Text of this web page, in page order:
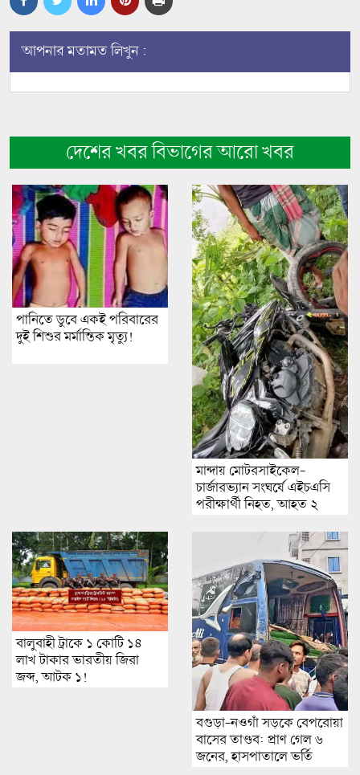
আপনার মতামত লিখুন :
দেশের খবর বিভাগের আরো খবর
পানিতে ডুবে একই পরিবারের
দুই শিশুর মর্মান্তিক মৃত্যু!
মান্দায় মোটরসাইকেল-
চার্জারভ্যান সংঘর্ষে এইচএসি
পরীক্ষার্থী নিহত, আহত ২
বালুবাহী ট্রাকে ১ কোটি ১৪
লাখ টাকার ভারতীয় জিরা
জব্দ, আটক ১!
বগুড়া-নওগাঁ সড়কে বেপরোয়া
বাসের তাণ্ডব: প্রাণ গেল ৬
জনের, হাসপাতালে ভর্তি